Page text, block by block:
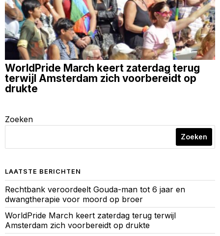
WorldPride March keert zaterdag terug
terwijl Amsterdam zich voorbereidt op
drukte
Zoeken
Zoeken
LAATSTE BERICHTEN
Rechtbank veroordeelt Gouda-man tot 6 jaar en
dwangtherapie voor moord op broer
WorldPride March keert zaterdag terug terwijl
Amsterdam zich voorbereidt op drukte